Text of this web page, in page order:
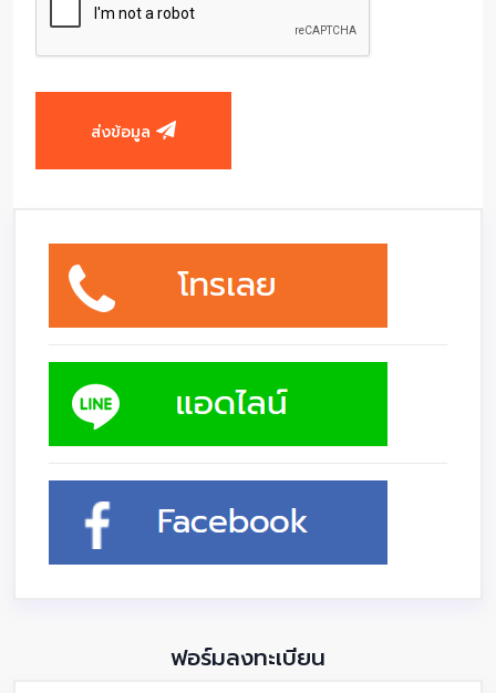
ส่งข้อมูล
ฟอร์มลงทะเบียน